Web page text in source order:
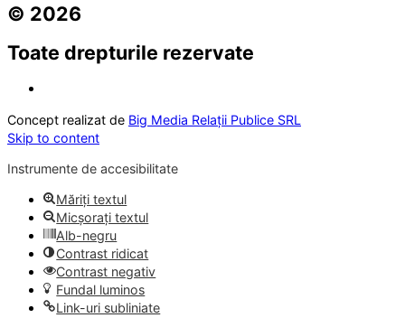
© 2026
Toate drepturile rezervate
Concept realizat de Big Media Relații Publice SRL
Skip to content
Instrumente de accesibilitate
Măriți textul
Micșorați textul
Alb-negru
Contrast ridicat
Contrast negativ
Fundal luminos
Link-uri subliniate